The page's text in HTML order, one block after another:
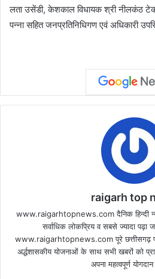
लता उसेंडी, केशकाल विधायक श्री नीलकंठ
पन्ना सहित जनप्रतिनिधिगण एवं अधिकारी
raigarh top
www.raigarhtopnews.com दैनिक हिन्दी
सर्वाधिक लोकप्रिय व सबसे ज्यादा पढ़ा
www.raigarhtopnews.com पूरे छत्तीसगढ़
अर्द्धशासकीय योजनाओं के साथ सभी खबरों को
अपना महत्वपूर्ण